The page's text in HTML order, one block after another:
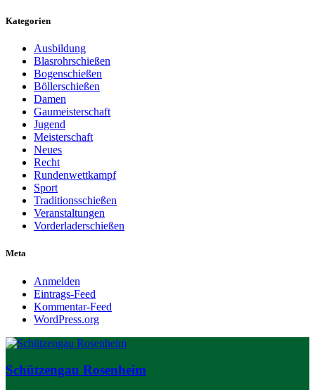
Kategorien
Ausbildung
Blasrohrschießen
Bogenschießen
Böllerschießen
Damen
Gaumeisterschaft
Jugend
Meisterschaft
Neues
Recht
Rundenwettkampf
Sport
Traditionsschießen
Veranstaltungen
Vorderladerschießen
Meta
Anmelden
Eintrags-Feed
Kommentar-Feed
WordPress.org
Schützengau Rosenheim